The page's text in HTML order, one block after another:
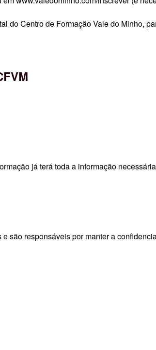
Centro de Formação Vale do Minho,
já terá toda a informação
são responsáveis por manter a